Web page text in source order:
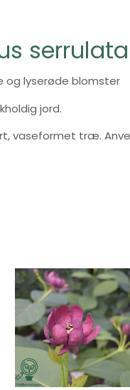
og lyserøde blomster
jord.
vaseformet træ.